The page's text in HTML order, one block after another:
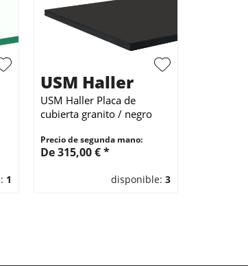
1
USM Haller
USM Haller Placa de
cubierta granito / negro
Precio de segunda mano:
De 315,00 € *
disponible: 3